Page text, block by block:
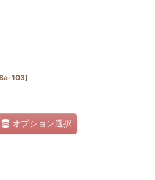
103]
オプション選択